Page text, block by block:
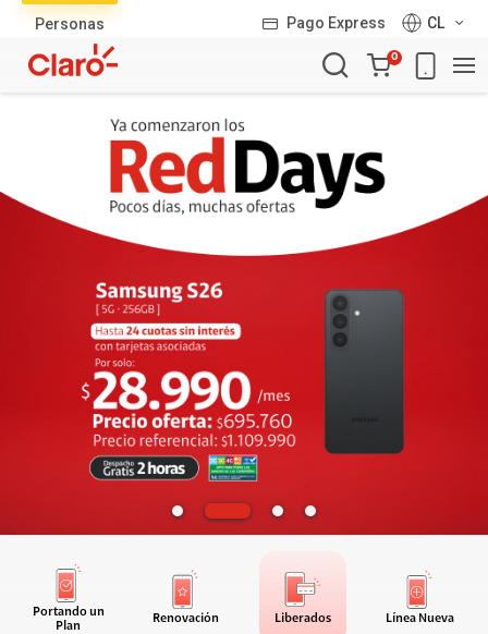
Personas Pago Express
CL
Carro
de
0
Portando un
Plan
Renovación Liberados Línea Nueva
productos